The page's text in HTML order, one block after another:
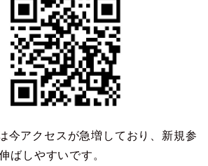
今アクセスが急増しており、新規参
ばしやすいです。